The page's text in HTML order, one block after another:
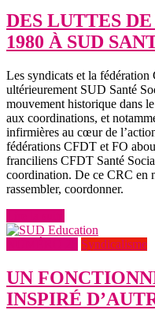
DES LUTTES
1980 À SUD
Les syndicats et la
ultérieurement SUD Santé
mouvement historique dans
aux coordinations, et
infirmières au cœur de
fédérations CFDT et FO
franciliens CFDT Santé
coordination. De ce CRC en
rassembler, coordonner.
Syndicalisme
UN
INSPIRÉ